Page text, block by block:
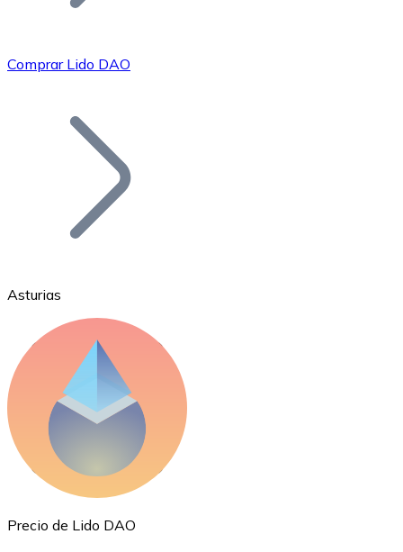
Bitcoin
Ethereum
ETH
Comprar Lido DAO
Asturias
Precio de Lido DAO